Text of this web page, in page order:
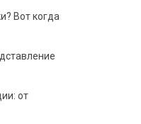
Вот когда
от